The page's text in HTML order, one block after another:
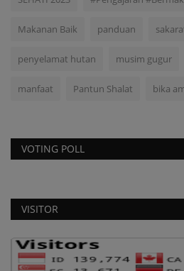
Makanan Baik panduan
penyelamat hutan musim gugur
manfaat Pantun Shalat bika
VOTING POLL
VISITOR